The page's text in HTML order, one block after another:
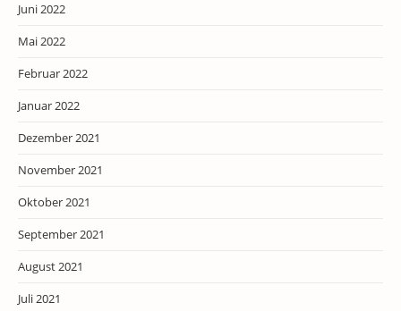
Juni 2022
Mai 2022
Februar 2022
Januar 2022
Dezember 2021
November 2021
Oktober 2021
September 2021
August 2021
Juli 2021